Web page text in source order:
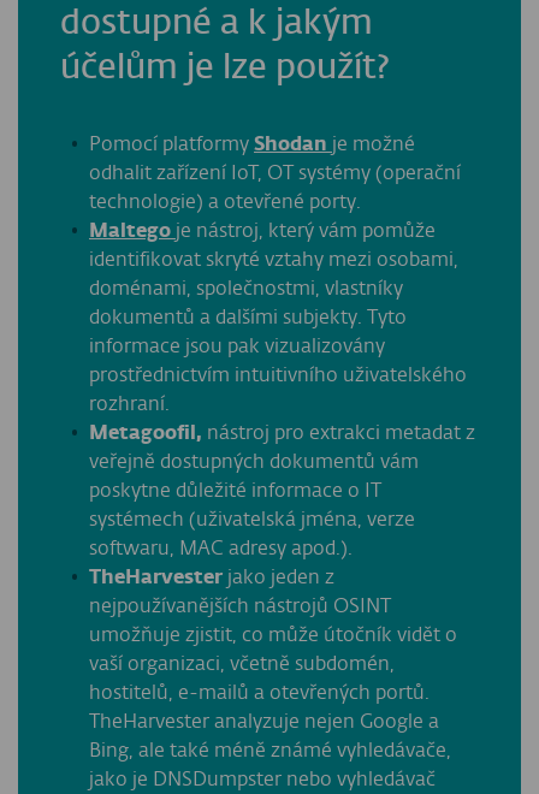
dostupné a k jakým
účelům je lze použít?
Pomocí platformy Shodan je možné
odhalit zařízení IoT, OT systémy (operační
technologie) a otevřené porty.
Maltego je nástroj, který vám pomůže
identifikovat skryté vztahy mezi osobami,
doménami, společnostmi, vlastníky
dokumentů a dalšími subjekty. Tyto
informace jsou pak vizualizovány
prostřednictvím intuitivního uživatelského
rozhraní.
Metagoofil, nástroj pro extrakci metadat z
veřejně dostupných dokumentů vám
poskytne důležité informace o IT
systémech (uživatelská jména, verze
softwaru, MAC adresy apod.).
TheHarvester jako jeden z
nejpoužívanějších nástrojů OSINT
umožňuje zjistit, co může útočník vidět o
vaší organizaci, včetně subdomén,
hostitelů, e-mailů a otevřených portů.
TheHarvester analyzuje nejen Google a
Bing, ale také méně známé vyhledávače,
jako je DNSDumpster nebo vyhledávač